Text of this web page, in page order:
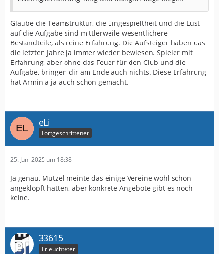
Glaube die Teamstruktur, die Eingespieltheit und die Lust
auf die Aufgabe sind mittlerweile wesentlichere
Bestandteile, als reine Erfahrung. Die Aufsteiger haben das
die letzten Jahre ja immer wieder bewiesen. Spieler mit
Erfahrung, aber ohne das Feuer für den Club und die
Aufgabe, bringen dir am Ende auch nichts. Diese Erfahrung
hat Arminia ja auch schon gemacht.
eLi
Fortgeschrittener
25. Juni 2025 um 18:38
Ja genau, Mutzel meinte das einige Vereine wohl schon
angeklopft hätten, aber konkrete Angebote gibt es noch
keine.
33615
Erleuchteter